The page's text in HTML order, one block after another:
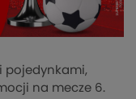
pojedynkami,
na mecze 6.